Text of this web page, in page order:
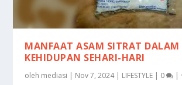
MANFAAT ASAM SITRAT DALAM
KEHIDUPAN SEHARI-HARI
oleh mediasi | Nov 7, 2024| LIFESTYLE | 0 |